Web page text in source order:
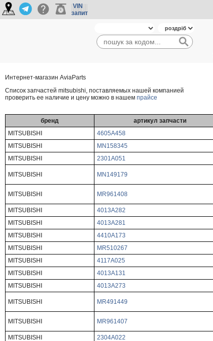
VIN
запит
Интернет-магазин AviaParts
Cписок запчастей mitsubishi, поставляемых нашей компанией
проверить ее наличие и цену можно в нашем прайсе
бренд артикул запчасти
MITSUBISHI
4605A458
MITSUBISHI
MN158345
MITSUBISHI
2301A051
MITSUBISHI MN149179
MITSUBISHI MR961408
MITSUBISHI
4013A282
MITSUBISHI
4013A281
MITSUBISHI
4410A173
MITSUBISHI
MR510267
MITSUBISHI
4117A025
MITSUBISHI
4013A131
MITSUBISHI
4013A273
MITSUBISHI MR491449
MITSUBISHI MR961407
MITSUBISHI
2304A022